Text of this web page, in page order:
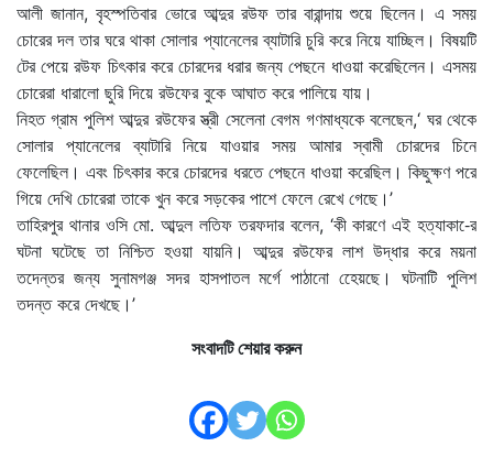
আলী জানান, বৃহস্পতিবার ভোরে আব্দুর রউফ তার বারান্দায় শুয়ে ছিলেন। এ সময়
চোরের দল তার ঘরে থাকা সোলার প্যানেলের ব্যাটারি চুরি করে নিয়ে যাচ্ছিল। বিষয়টি
টের পেয়ে রউফ চিৎকার করে চোরদের ধরার জন্য পেছনে ধাওয়া করেছিলেন। এসময়
চোরেরা ধারালো ছুরি দিয়ে রউফের বুকে আঘাত করে পালিয়ে যায়।
নিহত গ্রাম পুলিশ আব্দুর রউফের স্ত্রী সেলেনা বেগম গণমাধ্যকে বলেছেন,‘ ঘর থেকে
সোলার প্যানেলের ব্যাটারি নিয়ে যাওয়ার সময় আমার স্বামী চোরদের চিনে
ফেলেছিল। এবং চিৎকার করে চোরদের ধরতে পেছনে ধাওয়া করেছিল। কিছুক্ষণ পরে
গিয়ে দেখি চোরেরা তাকে খুন করে সড়কের পাশে ফেলে রেখে গেছে।’
তাহিরপুর থানার ওসি মো. আব্দুল লতিফ তরফদার বলেন, ‘কী কারণে এই হত্যাকা-ের
ঘটনা ঘটেছে তা নিশ্চিত হওয়া যায়নি। আব্দুর রউফের লাশ উদ্ধার করে ময়না
তদেন্তর জন্য সুনামগঞ্জ সদর হাসপাতল মর্গে পাঠানো হেেয়ছে। ঘটনাটি পুলিশ
তদন্ত করে দেখছে।’
সংবাদটি শেয়ার করুন